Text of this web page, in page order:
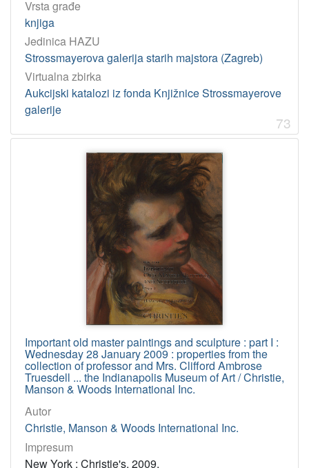
Vrsta građe
knjiga
Jedinica HAZU
Strossmayerova galerija starih majstora (Zagreb)
Virtualna zbirka
Aukcijski katalozi iz fonda Knjižnice Strossmayerove
galerije
73
Important old master paintings and sculpture : part I :
Wednesday 28 January 2009 : properties from the
collection of professor and Mrs. Clifford Ambrose
Truesdell ... the Indianapolis Museum of Art / Christie,
Manson & Woods International Inc.
Autor
Christie, Manson & Woods International Inc.
Impresum
New York : Christie's, 2009.